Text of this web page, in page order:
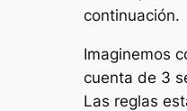
continuación.
Imaginemos
cuenta de 3
Las reglas